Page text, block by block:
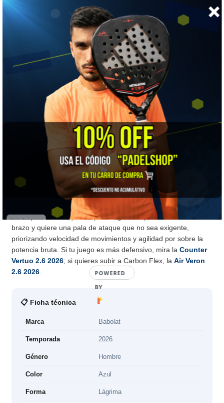
Punto dulce ★★★★☆
★☆☆☆☆
Potencia fácil y manejabilidad extrema: es de las palas más
cómodas y protectoras del catálogo, y no te pide nada a
⚠️ A TENER EN CUENTA
La fibra de vidrio y el tacto blando entregan menos control
seco y menos pegada bruta que el carbono: si buscas reventar
la bola, mira la gama Viper.
🎯 ¿Para quién es?
Para quien siente que las palas rígidas le pesan o le cansan el
brazo y quiere una pala de ataque que no sea exigente,
priorizando velocidad de movimientos y agilidad por sobre la
potencia bruta. Si tu juego es más defensivo, mira laCounter
Vertuo 2.6 2026; si quieres subir a Carbon Flex, laAir Veron
2.6 2026.
📋 Ficha técnica
Marca Babolat
Temporada 2026
Género Hombre
Color Azul
Forma Lágrima
POWERED